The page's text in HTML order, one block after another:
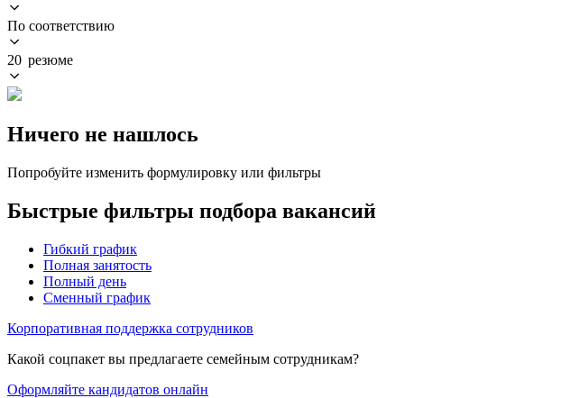
По соответствию
20 резюме
Ничего не нашлось
Попробуйте изменить формулировку или фильтры
Быстрые фильтры подбора вакансий
Гибкий график
Полная занятость
Полный день
Сменный график
Корпоративная поддержка сотрудников
Какой соцпакет вы предлагаете семейным сотрудникам?
Оформляйте кандидатов онлайн